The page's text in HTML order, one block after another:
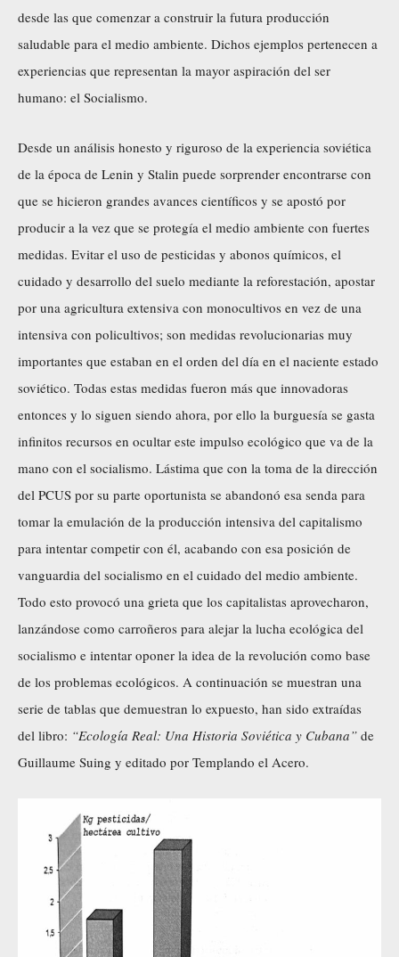
desde las que comenzar a construir la futura producción
saludable para el medio ambiente. Dichos ejemplos pertenecen a
experiencias que representan la mayor aspiración del ser
humano: el Socialismo.
Desde un análisis honesto y riguroso de la experiencia soviética
de la época de Lenin y Stalin puede sorprender encontrarse con
que se hicieron grandes avances científicos y se apostó por
producir a la vez que se protegía el medio ambiente con fuertes
medidas. Evitar el uso de pesticidas y abonos químicos, el
cuidado y desarrollo del suelo mediante la reforestación, apostar
por una agricultura extensiva con monocultivos en vez de una
intensiva con policultivos; son medidas revolucionarias muy
importantes que estaban en el orden del día en el naciente estado
soviético. Todas estas medidas fueron más que innovadoras
entonces y lo siguen siendo ahora, por ello la burguesía se gasta
infinitos recursos en ocultar este impulso ecológico que va de la
mano con el socialismo. Lástima que con la toma de la dirección
del PCUS por su parte oportunista se abandonó esa senda para
tomar la emulación de la producción intensiva del capitalismo
para intentar competir con él, acabando con esa posición de
vanguardia del socialismo en el cuidado del medio ambiente.
Todo esto provocó una grieta que los capitalistas aprovecharon,
lanzándose como carroñeros para alejar la lucha ecológica del
socialismo e intentar oponer la idea de la revolución como base
de los problemas ecológicos. A continuación se muestran una
serie de tablas que demuestran lo expuesto, han sido extraídas
del libro: “Ecología Real: Una Historia Soviética y Cubana” de
Guillaume Suing y editado por Templando el Acero.